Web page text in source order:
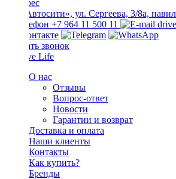
ТЦ «Автосити», ул. Сергеева, 3/8а,
+7 964 11 500 11
Заказать звонок
О нас
Отзывы
Вопрос-ответ
Новости
Гарантии и возврат
Доставка и оплата
Наши клиенты
Контакты
Как купить?
Бренды